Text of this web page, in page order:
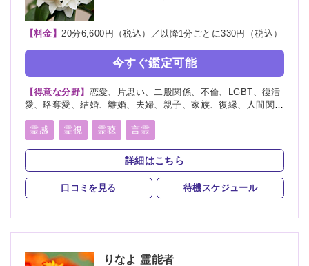
【料金】20分6,600円（税込）／以降1分ごとに330円（税込）
今すぐ鑑定可能
【得意な分野】 恋愛、片思い、二股関係、不倫、LGBT、復活
愛、略奪愛、結婚、離婚、夫婦、親子、家族、復縁、人間関
霊感
霊視 霊聴 言霊
スピリチュアルカウンセリング
詳細はこちら
口コミを見る 待機スケジュール
りなよ 霊能者